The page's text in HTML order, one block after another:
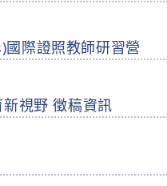
際證照教師研習營
視野 徵稿資訊